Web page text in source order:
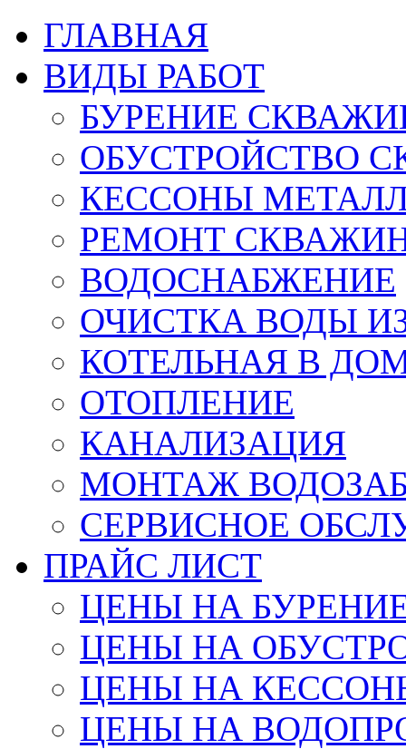
ГЛАВНАЯ
ВИДЫ РАБОТ
БУРЕНИЕ
ОБУСТРОЙСТВО
КЕССОНЫ
РЕМОНТ
ВОДОСНАБЖЕНИЕ
ОЧИСТКА ВОДЫ
КОТЕЛЬНАЯ В
ОТОПЛЕНИЕ
КАНАЛИЗАЦИЯ
МОНТАЖ
СЕРВИСНОЕ
ПРАЙС ЛИСТ
ЦЕНЫ НА
ЦЕНЫ НА
ЦЕНЫ НА
ЦЕНЫ НА